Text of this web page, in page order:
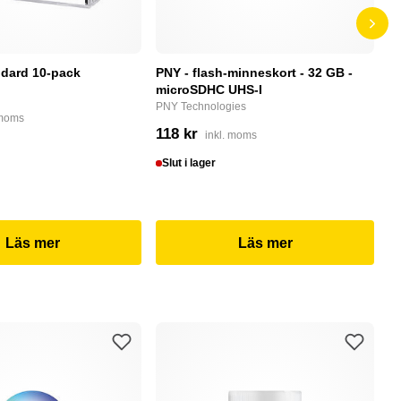
10-pack
Läs mer
PNY - flash-minneskort - 32 GB -
microSDHC UHS-I
PNY Technologies
118 kr inkl. moms
Slut i lager
Läs mer